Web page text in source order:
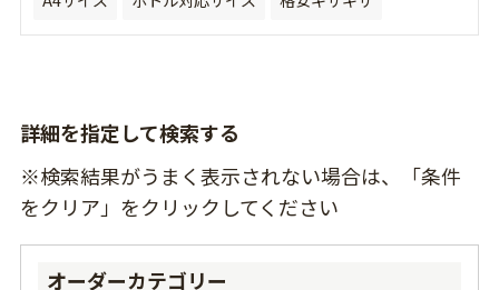
詳細を指定して検索する
※検索結果がうまく表示されない場合は、「条件
をクリア」をクリックしてください
オーダーカテゴリー